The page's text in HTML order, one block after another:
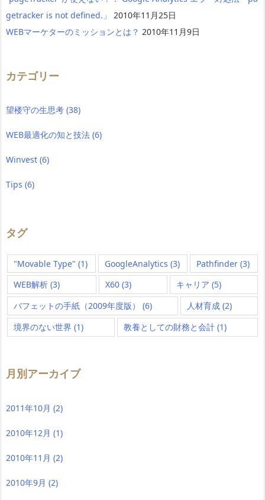
getracker is not defined.」
2010年11月25日
WEBマーケターのミッションとは？ 2010年11月9日
カテゴリー
望楼守の生思考 (38)
WEB最適化の知と技法 (6)
Winvest (6)
Tips (6)
タグ
"Movable Type" (1) GoogleAnalytics (3) Pathfinder (3)
WEB解析 (3) X60(3) キャリア (5)
バフェットの手紙（2009年度版）
(6) 人材育成 (2)
境界のない世界 (1) 教養としての財務と会計 (1)
月別アーカイブ
2011年10月 (2)
2010年12月 (1)
2010年11月 (2)
2010年9月 (2)